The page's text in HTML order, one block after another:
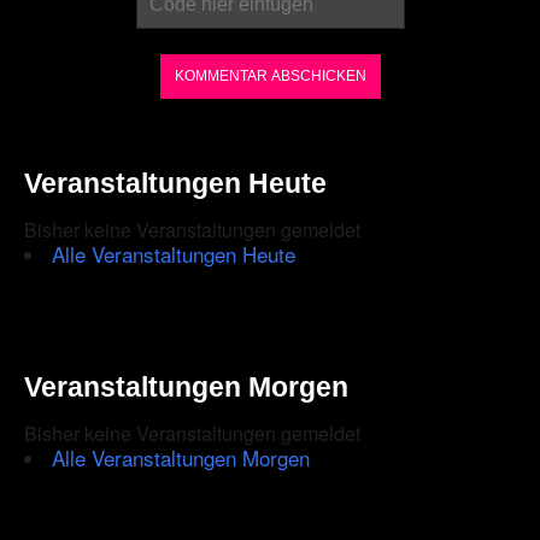
the
to
are
human.
Veranstaltungen Heute
Bisher keine Veranstaltungen gemeldet
Alle Veranstaltungen Heute
Veranstaltungen Morgen
Bisher keine Veranstaltungen gemeldet
Alle Veranstaltungen Morgen